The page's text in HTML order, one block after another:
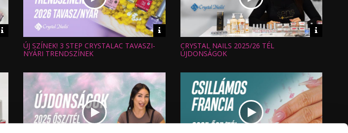
Video
információk
Video
információk
Hossz:
Nézettség:
ÚJ SZÍNEK! 3 STEP CRYSTALAC TAVASZI-
NYÁRI TRENDSZÍNEK
Video
Hossz:
Nézettség:
CRYSTAL NAILS 2025/26 TÉL
ÚJDONSÁGOK